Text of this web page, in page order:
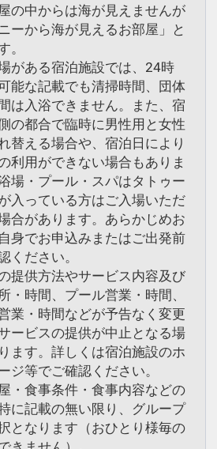
屋の中からは海が見えませんが
ーから海が見えるお部屋」と
。
がある宿泊施設では、24時
能な記載でも清掃時間、団体
は入浴できません。また、宿
の都合で臨時に男性用と女性
替える場合や、宿泊日により
利用ができない場合もありま
場・プール・スパはタトゥー
入っている方はご入場いただ
合があります。あらかじめお
身でお申込みまたはご出発前
ください。
提供方法やサービス内容及び
・時間、プール営業・時間、
業・時間などが予告なく変更
ービスの提供が中止となる場
ます。詳しくは宿泊施設のホ
ジ等でご確認ください。
・食事条件・食事内容などの
に記載の無い限り、グループ
となります（おひとり様毎の